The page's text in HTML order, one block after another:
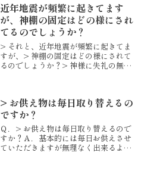
近年地震が頻繁に起きてます
が、神棚の固定はどの様にされ
てるのでしょうか？
> それと、近年地震が頻繁に起きてま
すが、> 神棚の固定はどの様にされて
るのでしょうか？> 神様に失礼の無い
は、少ないように存じます。固定...
> お供え物は毎日取り替えるの
ですか？
Ｑ．> お供え物は毎日取り替えるので
すか？Ａ．基本的には毎日お供えさせ
ていただきますが無理なく出来るよう